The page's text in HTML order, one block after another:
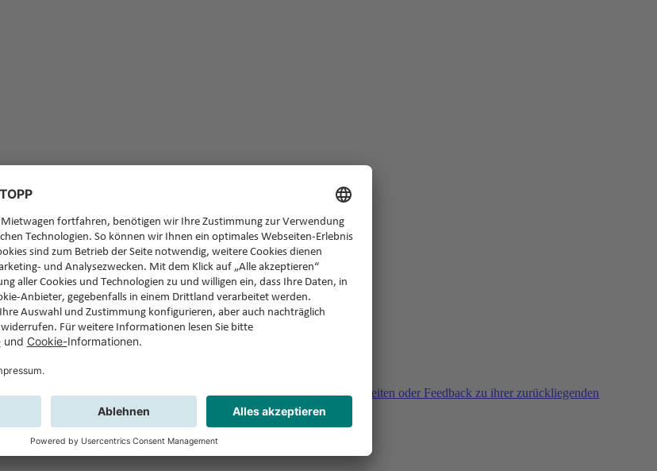
Sie haben Fragen, Unklarheiten oder Feedback zu ihrer zurückliegenden
Buchung?